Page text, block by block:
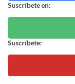
Suscríbete en:
Suscríbete: